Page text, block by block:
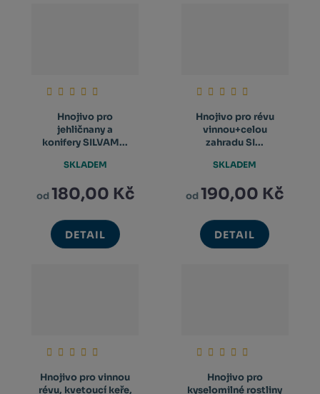
Hnojivo pro
jehličnany a
konifery SILVAM...
od180,00 Kč
DETAIL
SKLADEM
Hnojivo pro révu
vinnou+celou
zahradu SI...
od 190,00 Kč
DETAIL
SKLADEM
Hnojivo pro vinnou
révu, kvetoucí keře,
Hnojivo pro
kyselomilné rostliny